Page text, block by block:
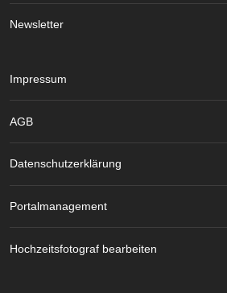
Newsletter
Impressum
AGB
Datenschutzerklärung
Portalmanagement
Hochzeitsfotograf bearbeiten